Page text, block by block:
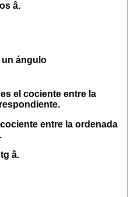
â.
un ángulo
es el cociente entre la
entre la ordenada
.
tg â.